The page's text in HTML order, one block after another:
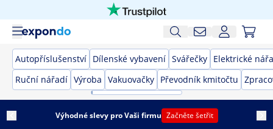
Autopříslušenství Dílenské vybavení Svářečky Elektrické
Ruční nářadí Výroba Vakuovačky Převodník kmitočtu
Výhodné slevy pro Vaši firmu Začněte šetřit